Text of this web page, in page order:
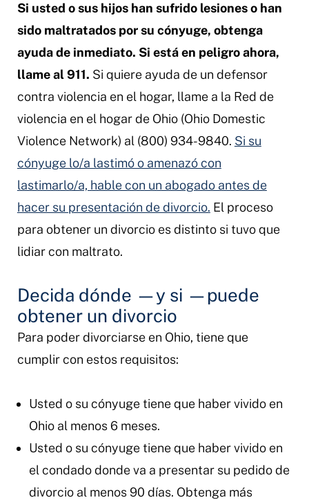
Si usted o sus hijos han sufrido lesiones o han
sido maltratados por su cónyuge, obtenga
ayuda de inmediato. Si está en peligro ahora,
llame al 911. Si quiere ayuda de un defensor
contra violencia en el hogar, llame a la Red de
violencia en el hogar de Ohio (Ohio Domestic
Violence Network) al (800) 934-9840. Si su
cónyuge lo/a lastimó o amenazó con
lastimarlo/a, hable con un abogado antes de
hacer su presentación de divorcio. El proceso
para obtener un divorcio es distinto si tuvo que
lidiar con maltrato.
Decida dónde —y si —puede
obtener un divorcio
Para poder divorciarse en Ohio, tiene que
cumplir con estos requisitos:
Usted o su cónyuge tiene que haber vivido en
Ohio al menos 6 meses.
Usted o su cónyuge tiene que haber vivido en
el condado donde va a presentar su pedido de
divorcio al menos 90 días. Obtenga más